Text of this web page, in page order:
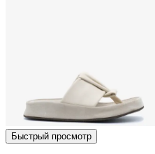
Быстрый просмотр